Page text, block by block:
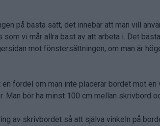
på bästa sätt, det innebär att man vill
vi mår allra bäst av att arbeta i. Det
mot fönstersättningen, om man är
fördel om man inte placerar bordet mot en
bör ha minst 100 cm mellan skrivbord
av skrivbordet så att själva vinkeln på